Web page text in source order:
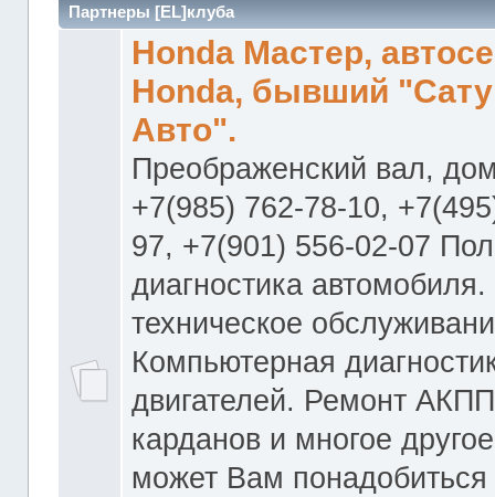
Партнеры [EL]клуба
Honda Мастер,
Honda, бывший
Авто".
Преображенский вал,
+7(985) 762-78-10,
97, +7(901) 556-02-07
диагностика
техническое
Компьютерная
двигателей. Ремонт
карданов и многое
может Вам понадобиться